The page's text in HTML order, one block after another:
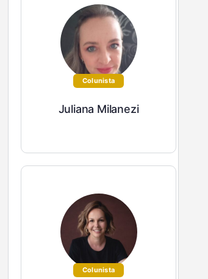
Colunista
Juliana Milanezi
Colunista